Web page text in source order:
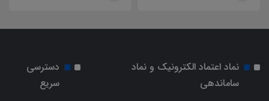
نماد اعتماد الکترونیک و نماد
ساماندهی
دسترسی
سریع